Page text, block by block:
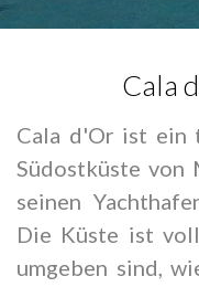
Cala
Cala d'Or ist ein
Südostküste von
seinen
Die Küste ist
umgeben sind,